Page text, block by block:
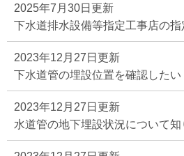
2025年7月30日更新
下水道排水設備等指定工事店の指
2023年12月27日更新
下水道管の埋設位置を確認したい
2023年12月27日更新
水道管の地下埋設状況について知